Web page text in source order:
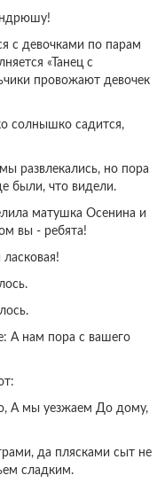
с девочками по парам
«Танец с
провожают девочек
солнышко садится,
развлекались, но пора
были, что видели.
матушка Осенина и
вы - ребята!
А нам пора с вашего
А мы уезжаем До дому,
да плясками сыт не
сладким.